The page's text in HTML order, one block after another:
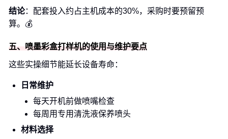
结论：配套投入约占主机成本的30%，采购时要预留预
算。💰
五、喷墨彩盒打样机的使用与维护要点
这些实操细节能延长设备寿命：
日常维护
每天开机前做喷嘴检查
每周用专用清洗液保养喷头
材料选择